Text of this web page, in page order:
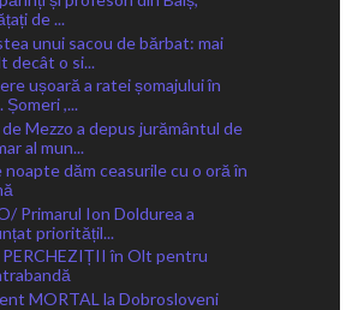
de ...
unui sacou de bărbat: mai
decât o si...
ușoară a ratei șomajului în
Șomeri ,...
Mezzo a depus jurământul de
al mun...
noapte dăm ceasurile cu o oră în
Primarul Ion Doldurea a
prioritățil...
în Olt pentru
MORTAL la Dobrosloveni